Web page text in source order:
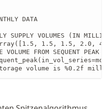
DATA
SUPPLY VOLUMES (IN
1.5, 1.5, 2.0,
VOLUME FROM SEQUENT PEAK
volume is %0.2f